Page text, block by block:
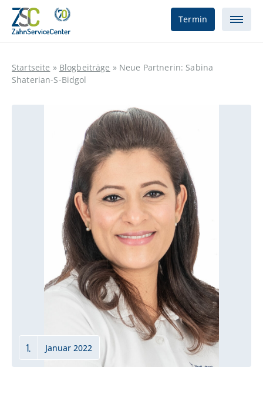
Termin
Startseite » Blogbeiträge » Neue Partnerin: Sabina
Shaterian-S-Bidgol
1. Januar 2022